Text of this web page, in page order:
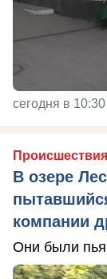
сегодня в 10:30
Происшествия
В озере
компании
Они были